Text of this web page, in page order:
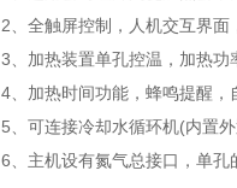
2、全触屏控制，人机交互界面
3、加热装置单孔控温，加热
4、加热时间功能，蜂鸣提醒，
5、可连接冷却水循环机(内置
6、主机设有氮气总接口，单孔